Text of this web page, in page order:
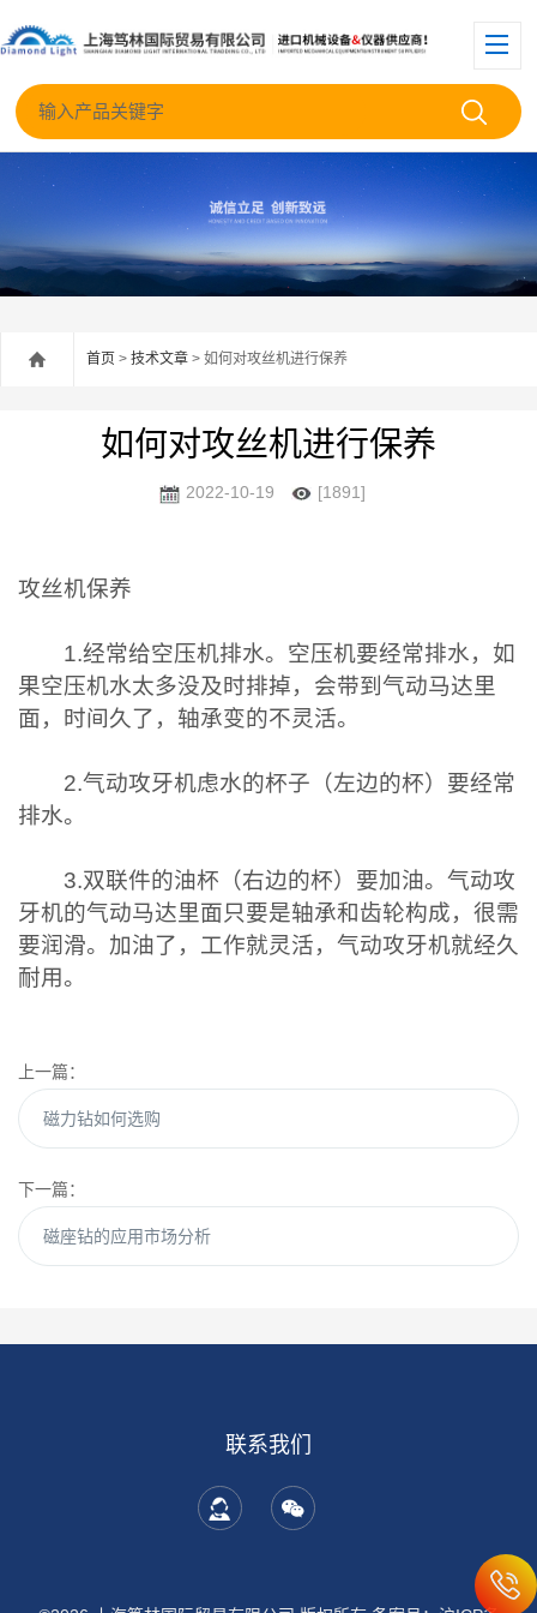
首页 > 技术文章 > 如何对攻丝机进行保养
如何对攻丝机进行保养
2022-10-19 [1891]
攻丝机保养
1.经常给空压机排水。空压机要经常排水，如
果空压机水太多没及时排掉，会带到气动马达里
面，时间久了，轴承变的不灵活。
2.气动攻牙机虑水的杯子（左边的杯）要经常
排水。
3.双联件的油杯（右边的杯）要加油。气动攻
牙机的气动马达里面只要是轴承和齿轮构成，很需
要润滑。加油了，工作就灵活，气动攻牙机就经久
耐用。
上一篇：
磁力钻如何选购
下一篇：
磁座钻的应用市场分析
联系我们